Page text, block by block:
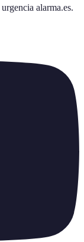
urgencia alarma.es.